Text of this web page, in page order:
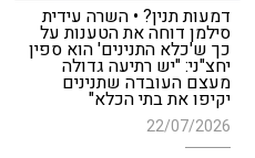
דמעות תנין? • השרה עידית
סילמן דוחה את הטענות על
כך ש'כלא התנינים' הוא ספין
יחצ"ני: "יש רתיעה גדולה
מעצם העובדה שתנינים
יקיפו את בתי הכלא"
22/07/2026